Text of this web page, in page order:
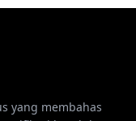
yang membahas